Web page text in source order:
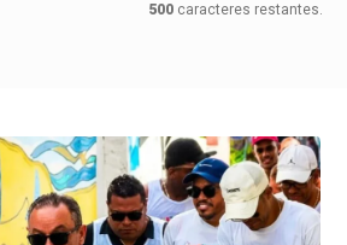
500caracteres restantes.